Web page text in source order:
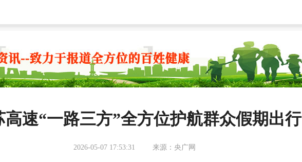
高速“一路三方”全方位护航群众假期出行
2026-05-07 17:53:31 来源：央广网